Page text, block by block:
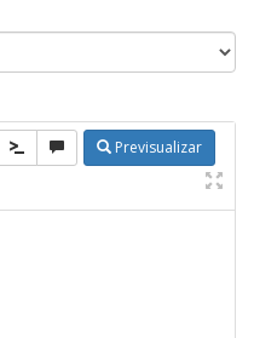
Previsualizar